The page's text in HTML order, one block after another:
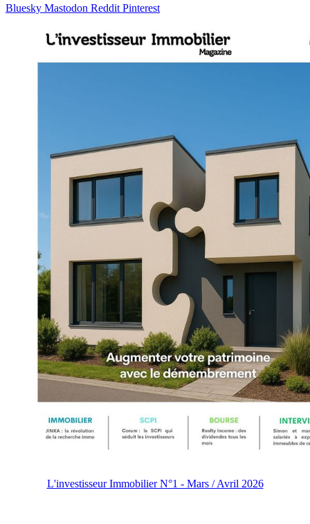
Bluesky Mastodon Reddit Pinterest
L'investisseur Immobilier N°1 - Mars / Avril 2026